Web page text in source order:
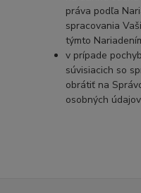
práva podľa
spracovania
týmto
v prípade
súvisiacich so
obrátiť na
osobných údajov